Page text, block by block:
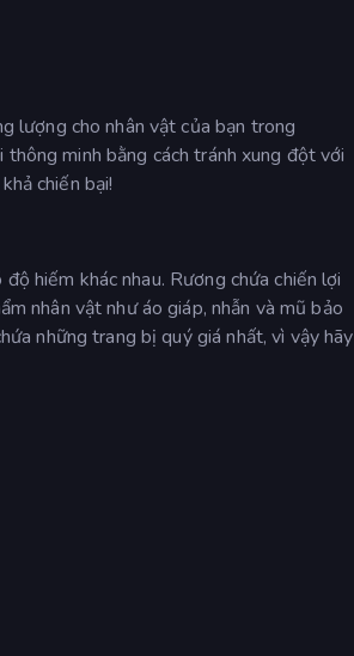
lượng cho nhân vật của bạn trong
minh bằng cách tránh xung đột với
chiến bại!
hiếm khác nhau. Rương chứa chiến lợi
nhân vật như áo giáp, nhẫn và mũ bảo
những trang bị quý giá nhất, vì vậy hãy